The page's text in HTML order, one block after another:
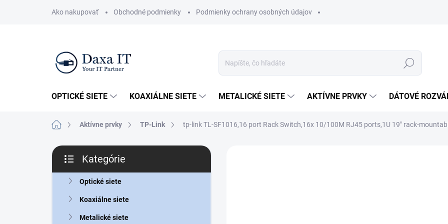
Ako nakupovať Obchodné podmienky Podmienky ochrany osobných údajov
Hľadať
OPTICKÉ SIETE KOAXIÁLNE SIETE METALICKÉ SIETE AKTÍVNE PRVKY DÁTOVÉ
DomovAktívne prvky TP-Link tp-link TL-SF1016,16 port Rack Switch,16x 10/100M RJ45 ports,1U 19" rack-
B
č
kategórie
Kategórie
Optické siete
Koaxiálne siete
Metalické siete